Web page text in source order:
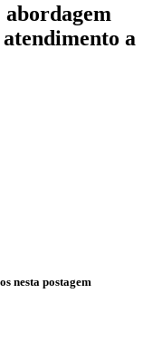
a
nesta postagem